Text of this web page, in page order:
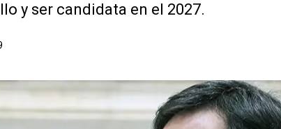
y ser candidata en el 2027.